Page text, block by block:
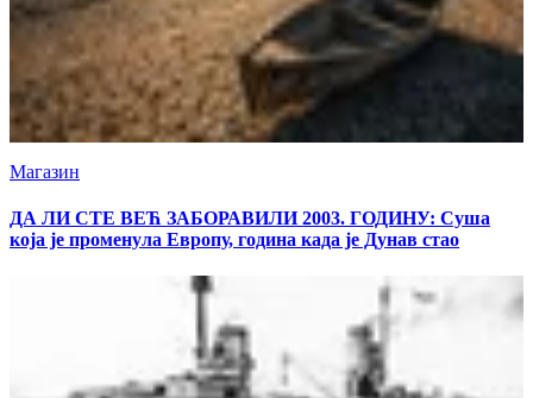
Магазин
ДА ЛИ СТЕ ВЕЋ ЗАБОРАВИЛИ 2003. ГОДИНУ: Суша
која је променула Европу, година када је Дунав стао